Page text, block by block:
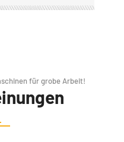
für grobe Arbeit!